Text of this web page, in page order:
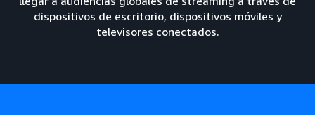
dispositivos de escritorio, dispositivos móviles y
televisores conectados.